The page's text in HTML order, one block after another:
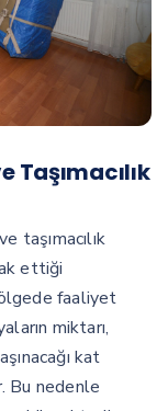
Taşımacılık
taşımacılık
ettiği
faaliyet
miktarı,
kat
Bu nedenle